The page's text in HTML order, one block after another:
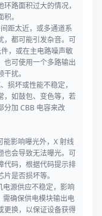
路面积过大的情况，
。
距太近，或多通道系
，都可能引发杂音。可
，或在主电路噪声敏
也可使用一个多路输出
扰。
损坏或性能不稳定，
，如鼓包、变色等，若
分加 CBB 电容来改
能影响曝光外，X 射线
也会导致无法曝光。可
代码，根据代码提示排
是否损坏等。
源供应不稳定，影响
需确保供电模块输出电
更换，以保证设备获得